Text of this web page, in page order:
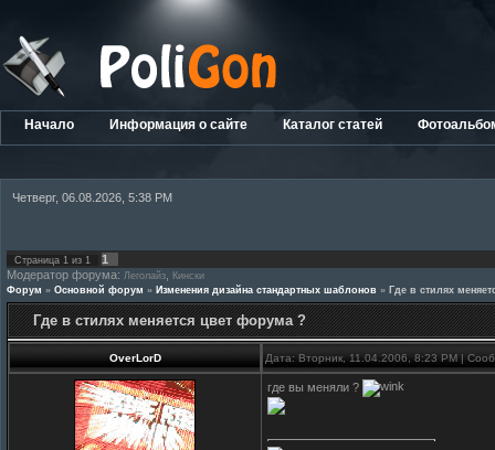
Начало Информация о сайте Каталог статей
Четверг, 06.08.2026, 5:38 PM
Страница 1 из 1
1
Модератор форума: Леголайз
Кински
Форум » Основной форум » Изменения дизайна стандартных шаблонов » Где в стилях
Где в стилях меняется цвет форума ?
OverLorD Дата: Вторник, 11.04.2006, 8:23 PM |
где вы меняли ?